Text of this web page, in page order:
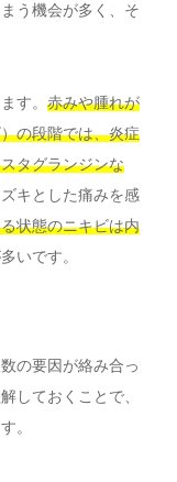
う機会が多く、そ
す。 赤みや腫れが
の段階では、炎症
タグランジンな
キとした痛みを感
状態のニキビは内
いです。
の要因が絡み合っ
しておくことで、
。